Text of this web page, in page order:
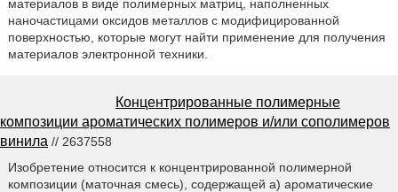
материалов в виде полимерных матриц, наполненных
наночастицами оксидов металлов с модифицированной
поверхностью, которые могут найти применение для получения
материалов электронной техники.
Концентрированные полимерные
композиции ароматических полимеров и/или сополимеров
винила // 2637558
Изобретение относится к концентрированной полимерной
композиции (маточная смесь), содержащей a) ароматические